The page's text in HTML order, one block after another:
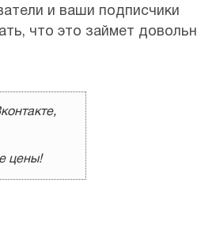
и ваши подписчики
что это займет
цены!